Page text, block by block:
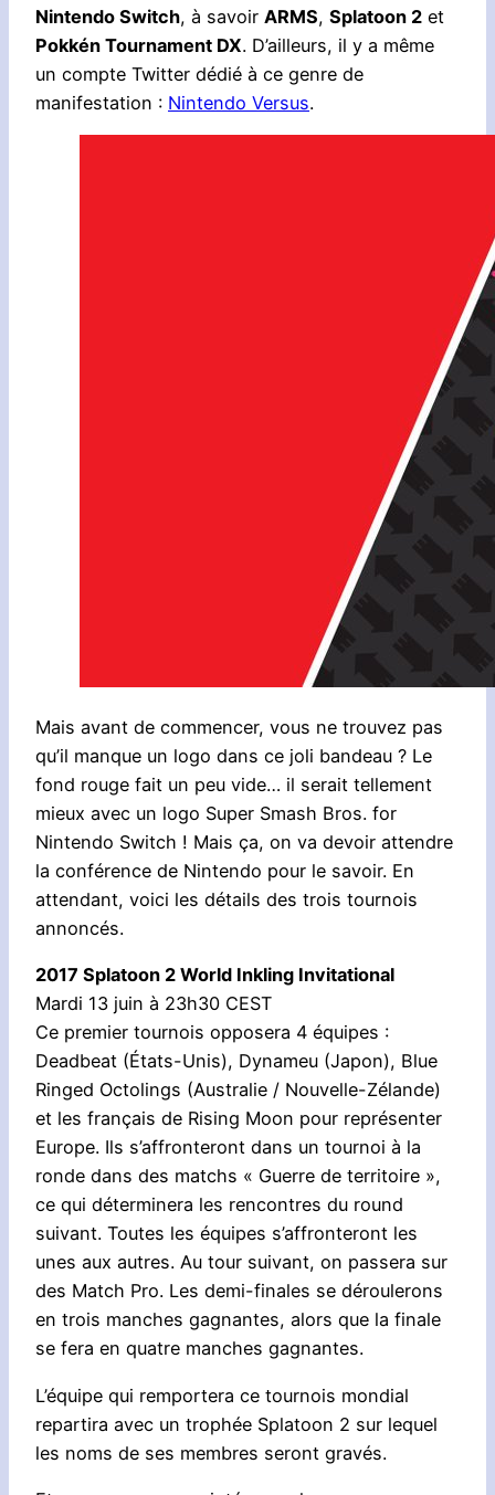
Nintendo Switch, à savoir ARMS, Splatoon 2 et
Pokkén Tournament DX. D’ailleurs, il y a même
un compte Twitter dédié à ce genre de
manifestation : Nintendo Versus.
Mais avant de commencer, vous ne trouvez pas
qu’il manque un logo dans ce joli bandeau ? Le
fond rouge fait un peu vide… il serait tellement
mieux avec un logo Super Smash Bros. for
Nintendo Switch ! Mais ça, on va devoir attendre
la conférence de Nintendo pour le savoir. En
attendant, voici les détails des trois tournois
annoncés.
2017 Splatoon 2 World Inkling Invitational
Mardi 13 juin à 23h30 CEST
Ce premier tournois opposera 4 équipes :
Deadbeat (États-Unis), Dynameu (Japon), Blue
Ringed Octolings (Australie / Nouvelle-Zélande)
et les français de Rising Moon pour représenter
Europe. Ils s’affronteront dans un tournoi à la
ronde dans des matchs « Guerre de territoire »,
ce qui déterminera les rencontres du round
suivant. Toutes les équipes s’affronteront les
unes aux autres. Au tour suivant, on passera sur
des Match Pro. Les demi-finales se déroulerons
en trois manches gagnantes, alors que la finale
se fera en quatre manches gagnantes.
L’équipe qui remportera ce tournois mondial
repartira avec un trophée Splatoon 2 sur lequel
les noms de ses membres seront gravés.